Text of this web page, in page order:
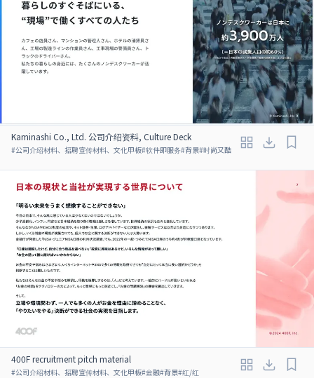
Kaminashi Co., Ltd. 公司介绍资料, Culture Deck
#公司介绍材料、招聘宣传材料、文化甲板#软件即服务#背景#时尚又酷
400F recruitment pitch material
#公司介绍材料、招聘宣传材料、文化甲板#金融#背景#红/红